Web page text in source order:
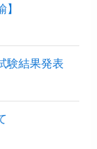
験結果発表